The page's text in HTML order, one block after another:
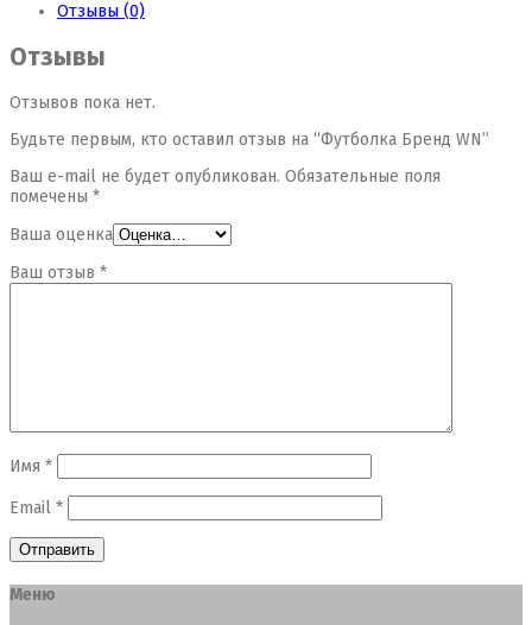
Отзывы (0)
Отзывы
Отзывов пока нет.
Будьте первым, кто оставил отзыв на “Футболка Бренд WN”
Ваш e-mail не будет опубликован. Обязательные поля
помечены *
Ваша оценка
Ваш отзыв *
Имя *
Email *
Меню